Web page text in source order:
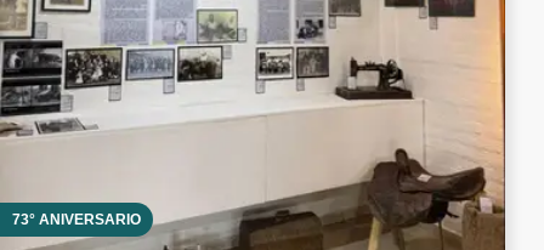
73° ANIVERSARIO